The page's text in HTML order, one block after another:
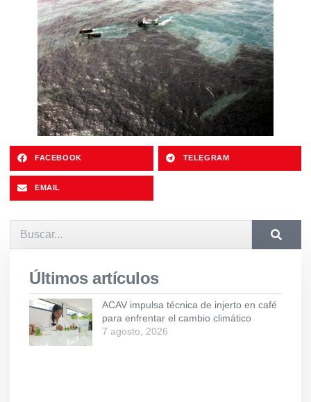
FACEBOOK TELEGRAM
EMAIL
Últimos artículos
ACAV impulsa técnica de injerto en café
para enfrentar el cambio climático
7 agosto, 2026